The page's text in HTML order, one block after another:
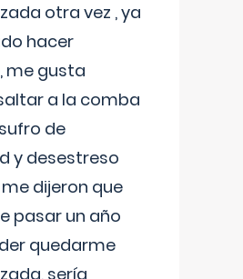
otra vez , ya
hacer
me gusta
a la comba
de
y desestreso
dijeron que
pasar un año
quedarme
sería